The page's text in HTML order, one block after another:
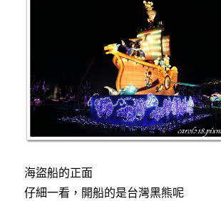
海盜船的正面
仔細一看，開船的是台灣黑熊呢